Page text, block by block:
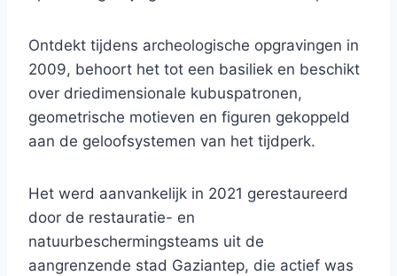
Ontdekt tijdens archeologische opgravingen in
2009, behoort het tot een basiliek en beschikt
over driedimensionale kubuspatronen,
geometrische motieven en figuren gekoppeld
aan de geloofsystemen van het tijdperk.
Het werd aanvankelijk in 2021 gerestaureerd
door de restauratie- en
natuurbeschermingsteams uit de
aangrenzende stad Gaziantep, die actief was